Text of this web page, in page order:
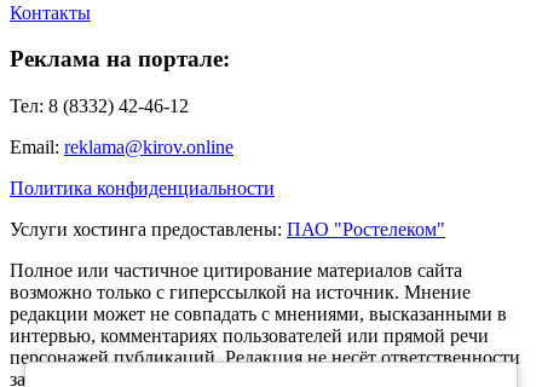
Контакты
Реклама на портале:
Тел: 8 (8332) 42-46-12
Email: reklama@kirov.online
Политика конфиденциальности
Услуги хостинга предоставлены: ПАО "Ростелеком"
Полное или частичное цитирование материалов сайта
возможно только с гиперссылкой на источник. Мнение
редакции может не совпадать с мнениями, высказанными в
интервью, комментариях пользователей или прямой речи
персонажей публикаций. Редакция не несёт ответственности
за текст комментариев читателей.